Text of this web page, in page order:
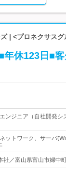
| <プロネクサス
年休123日■
ンジニア（自社開発
ットワーク、サーバ
社／富山県富山市婦